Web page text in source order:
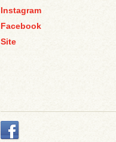
Instagram
Facebook
Site